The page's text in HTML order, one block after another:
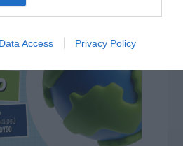
Data Access Privacy Policy